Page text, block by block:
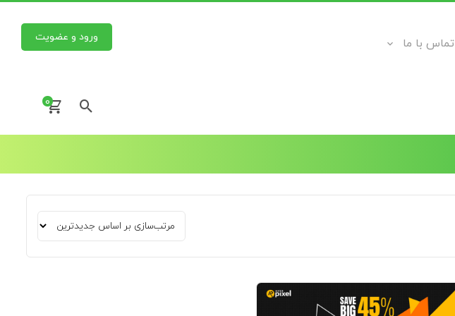
تماس با ما ورود و عضویت
0